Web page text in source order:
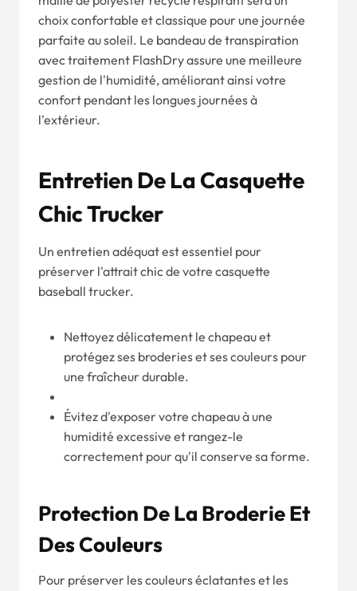
choix confortable et classique pour une journée
parfaite au soleil. Le bandeau de transpiration
avec traitement FlashDry assure une meilleure
gestion de l'humidité, améliorant ainsi votre
confort pendant les longues journées à
l'extérieur.
Entretien De La Casquette
Chic Trucker
Un entretien adéquat est essentiel pour
préserver l'attrait chic de votre casquette
baseball trucker.
Nettoyez délicatement le chapeau et
protégez ses broderies et ses couleurs pour
une fraîcheur durable.
Évitez d'exposer votre chapeau à une
humidité excessive et rangez-le
correctement pour qu'il conserve sa forme.
Protection De La Broderie Et
Des Couleurs
Pour préserver les couleurs éclatantes et les